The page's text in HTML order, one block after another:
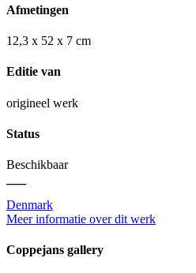
Afmetingen
12,3 x 52 x 7 cm
Editie van
origineel werk
Status
Beschikbaar
—
Denmark
Meer informatie over dit werk
Coppejans gallery